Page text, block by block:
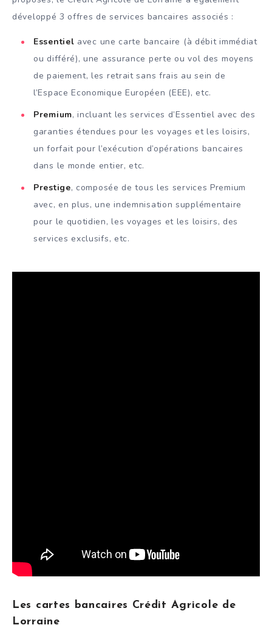
développé 3 offres de services bancaires associés :
Essentiel avec une carte bancaire (à débit immédiat
ou différé), une assurance perte ou vol des moyens
de paiement, les retrait sans frais au sein de
l’Espace Economique Européen (EEE), etc.
Premium, incluant les services d’Essentiel avec des
garanties étendues pour les voyages et les loisirs,
un forfait pour l’exécution d’opérations bancaires
dans le monde entier, etc.
Prestige, composée de tous les services Premium
avec, en plus, une indemnisation supplémentaire
pour le quotidien, les voyages et les loisirs, des
services exclusifs, etc.
Les cartes bancaires Crédit Agricole de
Lorraine